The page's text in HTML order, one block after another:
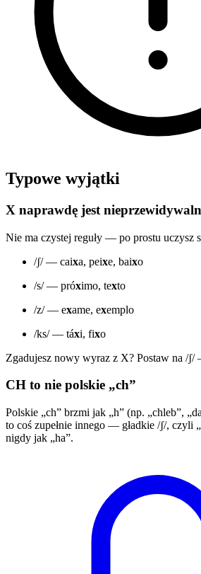
Typowe wyjątki
X naprawdę jest
Nie ma czystej reguły — po prostu uczysz
/ʃ/ — caixa, peixe, baixo
/s/ — próximo, texto
/z/ — exame, exemplo
/ks/ — táxi, fixo
Zgadujesz nowy wyraz z X? Postaw na /
CH to nie polskie „ch”
Polskie „ch” brzmi jak „h” (np. „chleb”,
to coś zupełnie innego — gładkie /ʃ/, czyli
nigdy jak „ha”.